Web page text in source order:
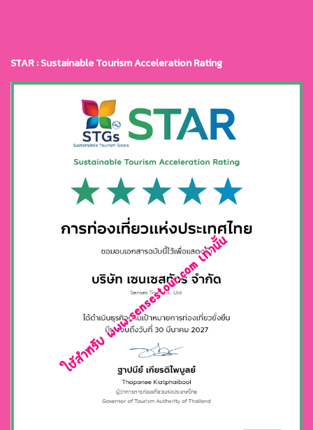
STAR : Sustainable Tourism Acceleration Rating